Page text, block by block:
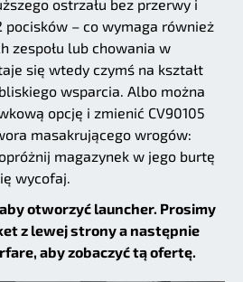
ostrzału bez przerwy i
pocisków – co wymaga również
zespołu lub chowania w
się wtedy czymś na kształt
wsparcia. Albo można
opcję i zmienić CV90105
masakrującego wrogów:
magazynek w jego burtę
wycofaj.
otworzyć launcher. Prosimy
z lewej strony a następnie
aby zobaczyć tą ofertę.